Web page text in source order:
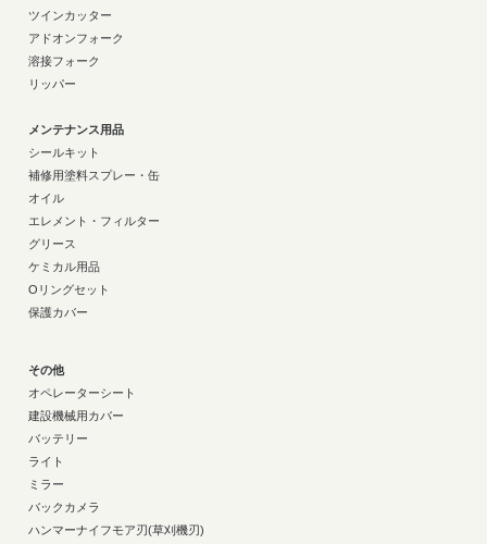
ツインカッター
アドオンフォーク
溶接フォーク
リッパー
メンテナンス用品
シールキット
補修用塗料スプレー・缶
オイル
エレメント・フィルター
グリース
ケミカル用品
Oリングセット
保護カバー
その他
オペレーターシート
建設機械用カバー
バッテリー
ライト
ミラー
バックカメラ
ハンマーナイフモア刃(草刈機刃)